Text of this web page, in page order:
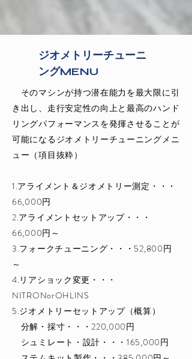
​ジオメトリーチューニ
ングMENU
そのマシンが持つ潜在能力を最大限に引
き出し、走行安定性の向上と最高のハンド
リングパフォーマンスを発揮させることが
可能になるジオメトリーチューニングメニ
ュー（項目抜粋）
​1.アライメント＆ジオメトリー測定・・・
66,000円
2.アライメントセットアップ・・・
66,000円～
3.フォークチューニング・・・52,800円
～
4.リアショック変更・・・
NITRONorOHLINS
5.ジオメトリーセットアップ（概算）
分解・採寸・・・220,000円
シュミレート・設計・・・165,000円